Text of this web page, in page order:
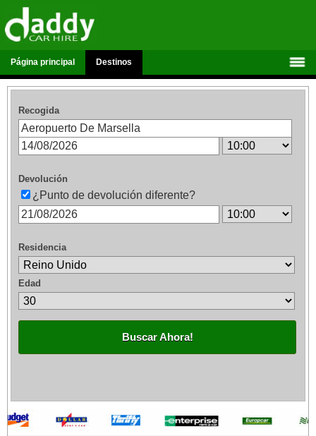
Página principal Destinos
Recogida
Devolución
¿Punto de devolución diferente?
Residencia
Edad
Buscar Ahora!